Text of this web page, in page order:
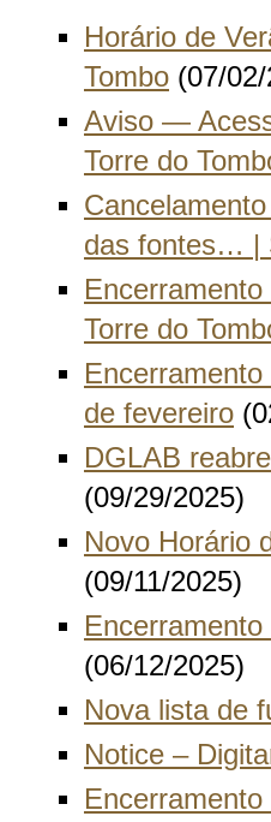
Horário de
Tombo (07/
Aviso —
Torre do
das fontes… |
Torre do
de fevereiro
DGLAB
(09/29/2025)
Novo Horário
(09/11/2025)
(06/12/2025)
Nova lista de
Notice –